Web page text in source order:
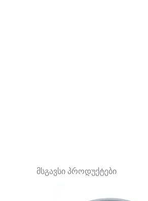
მსგავსი პროდუქტები